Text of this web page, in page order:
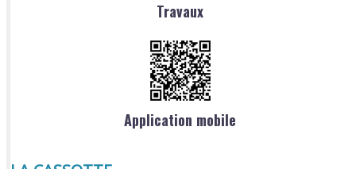
Travaux
Application mobile